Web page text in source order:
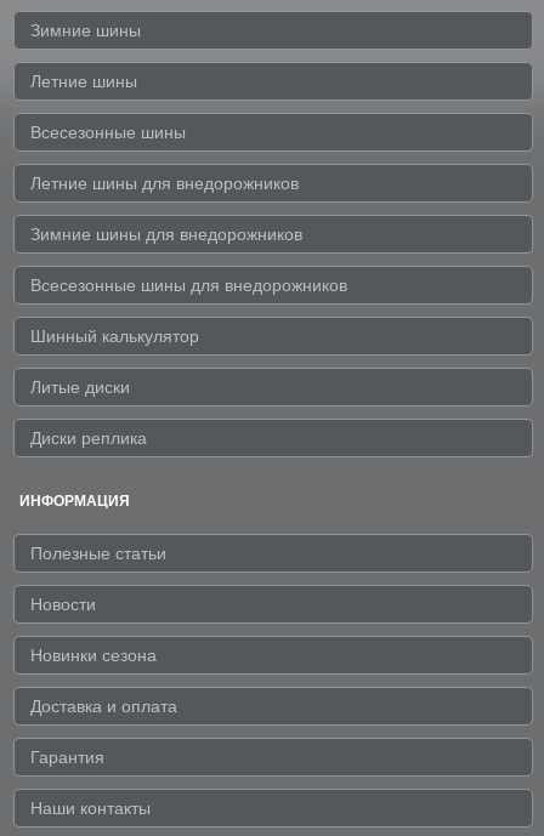
Зимние шины
Летние шины
Всесезонные шины
Летние шины для внедорожников
Зимние шины для внедорожников
Всесезонные шины для внедорожников
Шинный калькулятор
Литые диски
Диски реплика
ИНФОРМАЦИЯ
Полезные статьи
Новости
Новинки сезона
Доставка и оплата
Гарантия
Наши контакты